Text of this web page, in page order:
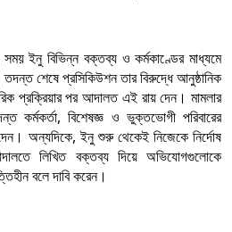
সময় ইনু বিভিন্ন বক্তব্য ও কর্মকাণ্ডের মাধ্যমে
শেষে প্রসিকিউশন তার বিরুদ্ধে আনুষ্ঠানিক
প্রক্রিয়ার পর আদালত এই রায় দেন। মামলার
কর্মকর্তা, বিশেষজ্ঞ ও ভুক্তভোগী পরিবারের
অন্যদিকে, ইনু শুরু থেকেই নিজেকে নির্দোষ
লিখিত বক্তব্য দিয়ে অভিযোগগুলোকে
বলে দাবি করেন।